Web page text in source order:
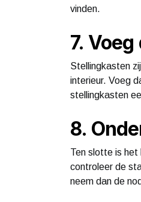
vinden.
7.
Stellingkasten
interieur. Voeg
stellingkasten
8.
Ten slotte is
controleer de
neem dan de